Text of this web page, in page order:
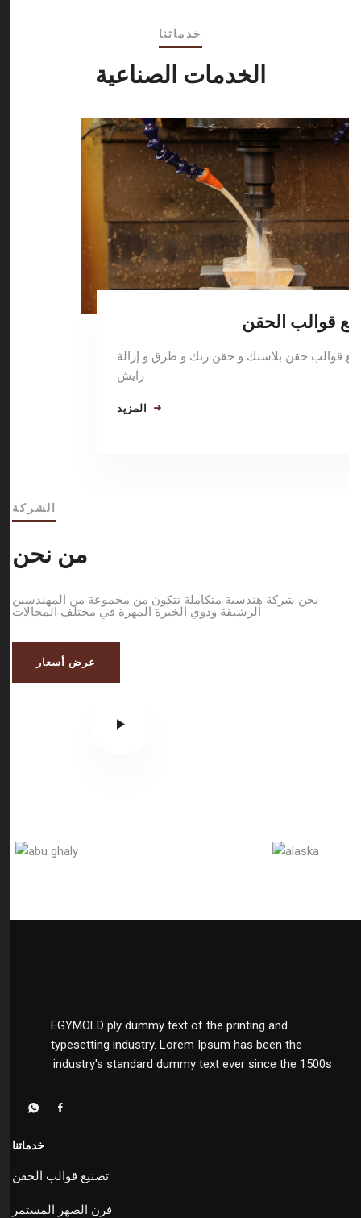
خدماتنا
الخدمات الصناعية
قوالب الحقن
قوالب حقن بلاستك و حقن زنك و طرق و إزالة
رايش
الشركة
من نحن
نحن شركة هندسية متكاملة تتكون من مجموعة من المهندسين
الرشيقة وذوي الخبرة المهرة في مختلف المجالات
عرض أسعار
EGYMOLD ply dummy text of the printing and
typesetting industry. Lorem Ipsum has been the
industry's standard dummy text ever since the 1500s.
خدماتنا
تصنيع قوالب الحقن
فرن الصهر المستمر